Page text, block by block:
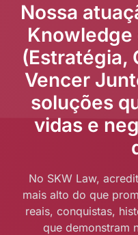
Nossa
Knowledge
(Estratégia,
Vencer
soluções
vidas e
No SKW Law,
mais alto do que
reais, conquistas,
que demonstram